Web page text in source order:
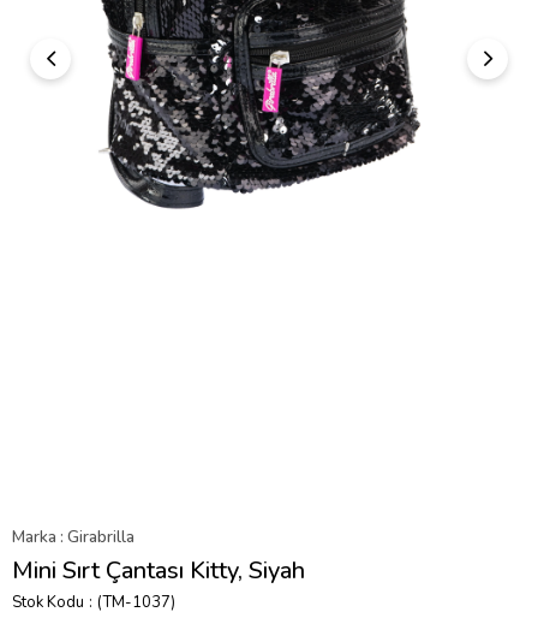
Marka : Girabrilla
Mini Sırt Çantası Kitty, Siyah
Stok Kodu (TM-1037)